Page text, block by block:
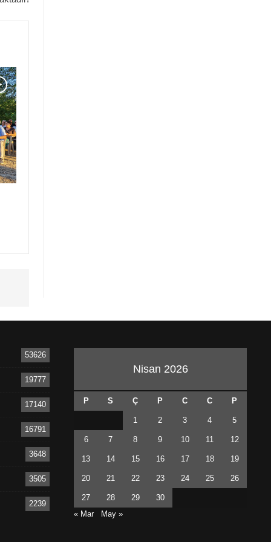
53626
19777
17140
16791
3648
3505
2239
Nisan 2026
P S Ç P C C P
1 2 3 4 5
6 7 8 9 10 11 12
13 14 15 16 17 18 19
20 21 22 23 24 25 26
27 28 29
30
« Mar
May »